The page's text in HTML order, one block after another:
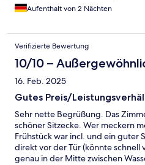
Aufenthalt von 2 Nächten
Verifizierte Bewertung
10/10 –
16. Feb. 2025
Gutes Preis/
Sehr nette Begrüßung. Das
schöner Sitzecke. Wer meckern
Frühstück war incl. und ein guter
direkt vor der Tür (könnte schnell
genau in der Mitte zwischen